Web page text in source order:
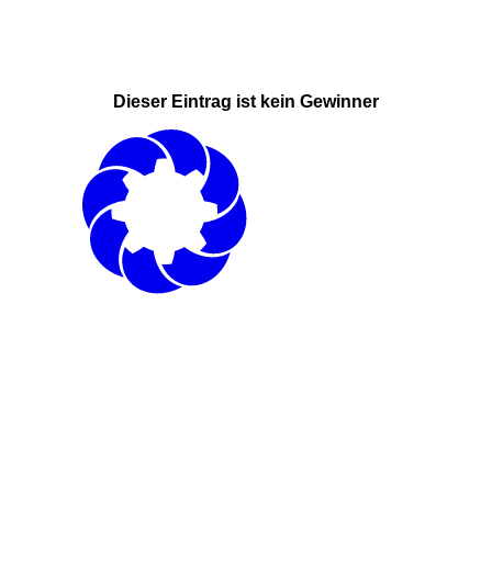
Dieser Eintrag ist kein Gewinner